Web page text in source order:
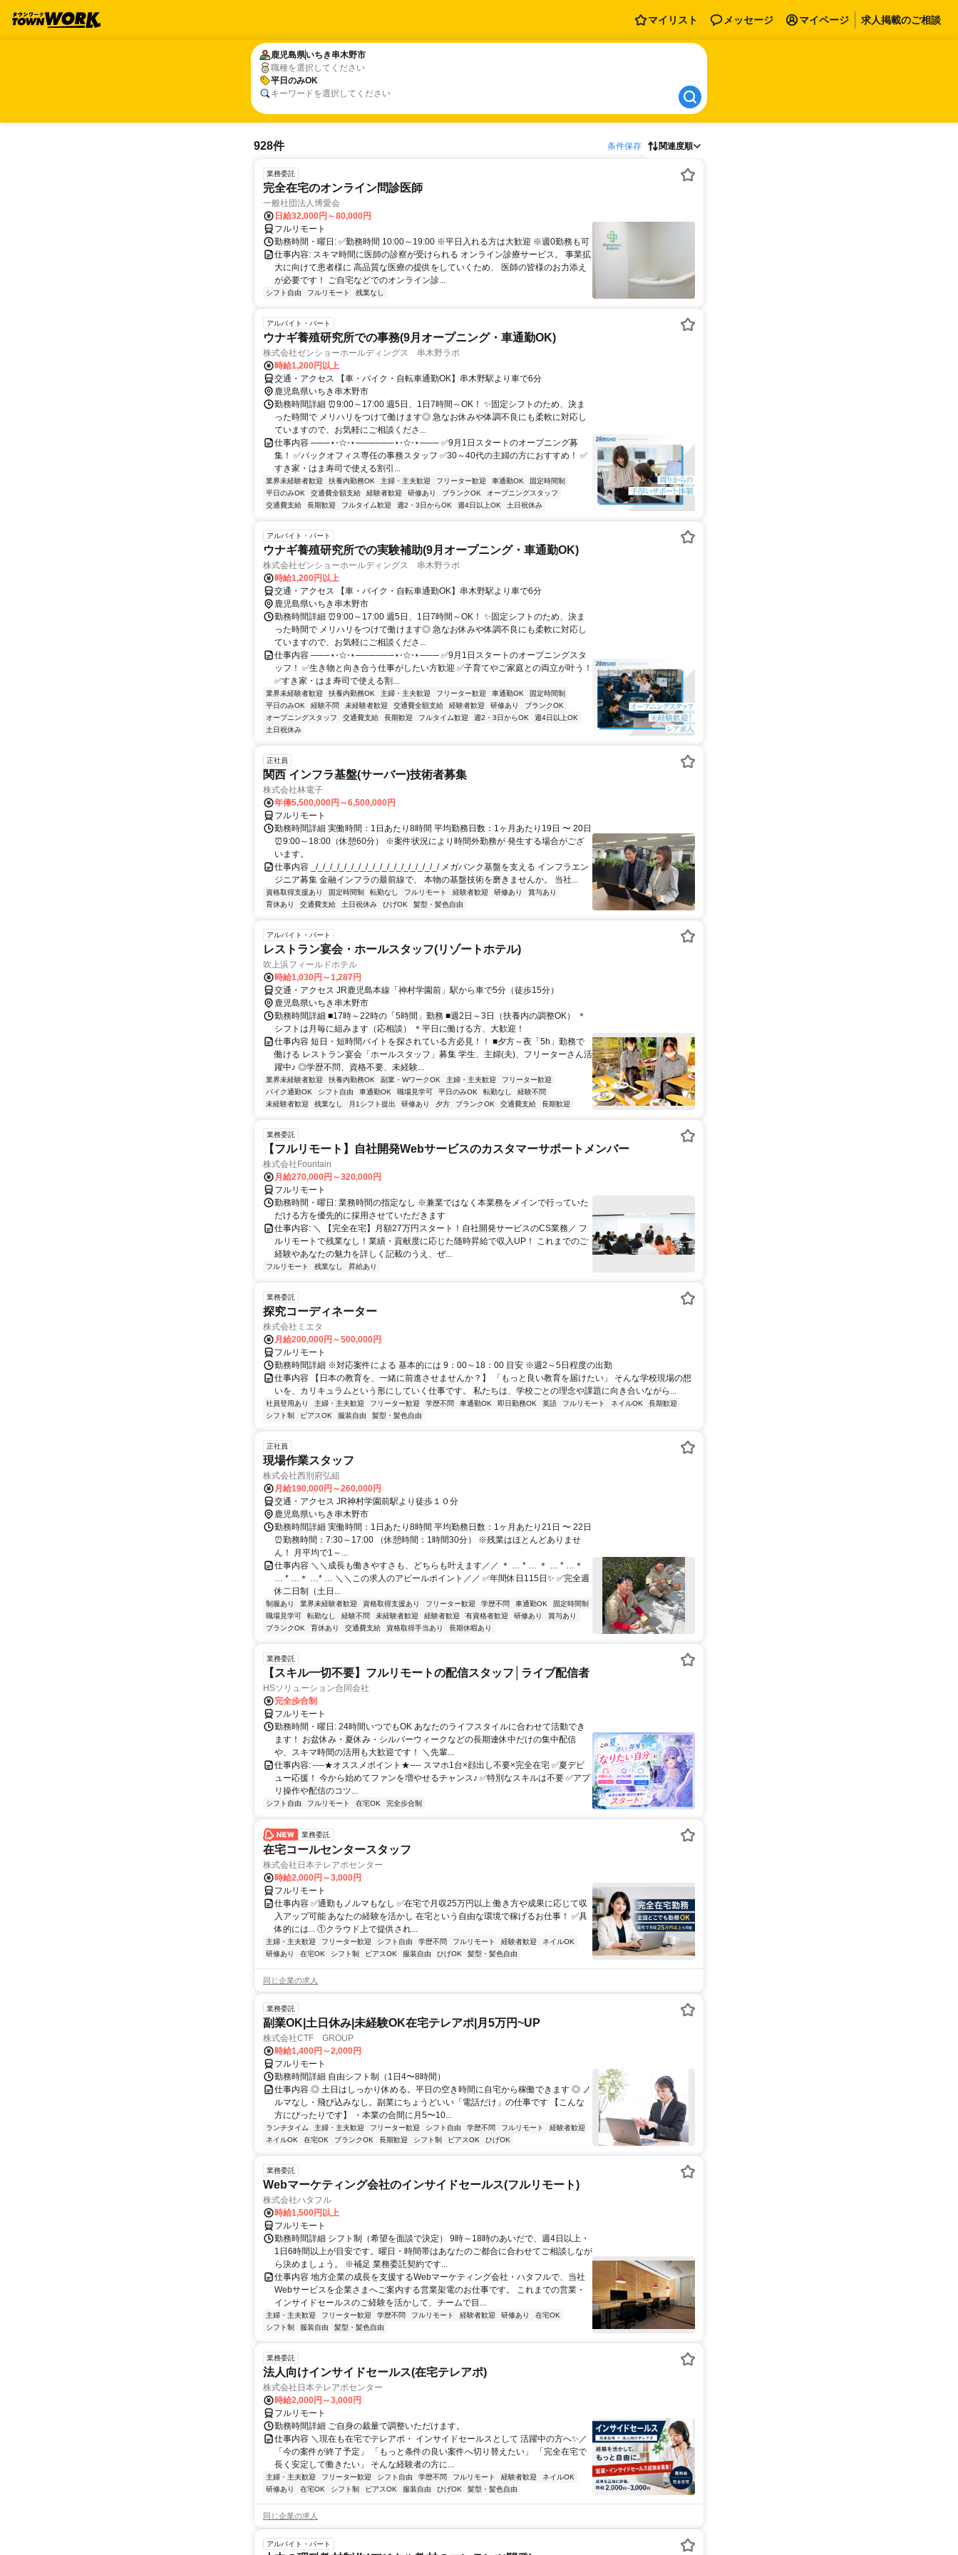
マイリスト メッセージ マイページ 求人掲載のご相談
鹿児島県いちき串木野市
職種を選択してください
平日のみOK
キーワードを選択してください
鹿児島県いちき串木野市
平日のみOK
928件 条件保存 関連度順
業務委託
完全在宅のオンライン問診医師
一般社団法人博愛会
日給32,000円～80,000円
フルリモート
勤務時間・曜日: ✅勤務時間 10:00～19:00 ※平日入れる方は大歓迎 ※週0勤務も可
仕事内容: スキマ時間に医師の診察が受けられる オンライン診療サービス。 事業拡
大に向けて患者様に 高品質な医療の提供をしていくため、 医師の皆様のお力添え
が必要です！ ご自宅などでのオンライン診...
シフト自由 フルリモート 残業なし
アルバイト・パート
ウナギ養殖研究所での事務(9月オープニング・車通勤OK)
株式会社ゼンショーホールディングス 串木野ラボ
時給1,200円以上
交通・アクセス 【車・バイク・自転車通勤OK】串木野駅より車で6分
鹿児島県いちき串木野市
勤務時間詳細 ⏰9:00～17:00 週5日、1日7時間～OK！ ✨固定シフトのため、決ま
った時間で メリハリをつけて働けます◎ 急なお休みや体調不良にも柔軟に対応し
ていますので、お気軽にご相談くださ...
仕事内容 ───⋆⋅☆⋅⋆──────⋆⋅☆⋅⋆─── ✅9月1日スタートのオープニング募
集！ ✅バックオフィス専任の事務スタッフ ✅30～40代の主婦の方におすすめ！ ✅
すき家・はま寿司で使える割引...
業界未経験者歓迎 扶養内勤務OK 主婦・主夫歓迎 フリーター歓迎 車通勤OK
固定時間制
平日のみOK
交通費全額支給 経験者歓迎 研修あり ブランクOK
オープニングスタッフ
交通費支給
長期歓迎 フルタイム歓迎 週2・3日からOK 週4日以上OK 土日祝休み
アルバイト・パート
ウナギ養殖研究所での実験補助(9月オープニング・車通勤OK)
株式会社ゼンショーホールディングス 串木野ラボ
時給1,200円以上
交通・アクセス 【車・バイク・自転車通勤OK】串木野駅より車で6分
鹿児島県いちき串木野市
勤務時間詳細 ⏰9:00～17:00 週5日、1日7時間～OK！ ✨固定シフトのため、決ま
った時間で メリハリをつけて働けます◎ 急なお休みや体調不良にも柔軟に対応し
ていますので、お気軽にご相談くださ...
仕事内容 ───⋆⋅☆⋅⋆──────⋆⋅☆⋅⋆─── ✅9月1日スタートのオープニングスタ
ッフ！ ✅生き物と向き合う仕事がしたい方歓迎 ✅子育てやご家庭との両立が叶う！
✅すき家・はま寿司で使える割...
業界未経験者歓迎 扶養内勤務OK 主婦・主夫歓迎 フリーター歓迎 車通勤OK
固定時間制
平日のみOK
経験不問 未経験者歓迎 交通費全額支給 経験者歓迎 研修あり
ブランクOK
オープニングスタッフ
交通費支給 長期歓迎 フルタイム歓迎 週2・3日からOK
週4日以上OK
土日祝休み
正社員
関西 インフラ基盤(サーバー)技術者募集
株式会社林電子
年俸5,500,000円～6,500,000円
フルリモート
勤務時間詳細 実働時間：1日あたり8時間 平均勤務日数：1ヶ月あたり19日 〜 20日
⏰9:00～18:00（休憩60分） ※案件状況により時間外勤務が 発生する場合がござ
います。
仕事内容 _/_/_/_/_/_/_/_/_/_/_/_/_/_/_/_/_/_/ メガバンク基盤を支える インフラエン
ジニア募集 金融インフラの最前線で、 本物の基盤技術を磨きませんか。 当社...
資格取得支援あり 固定時間制 転勤なし フルリモート 経験者歓迎 研修あり
賞与あり
育休あり
交通費支給 土日祝休み ひげOK 髪型・髪色自由
アルバイト・パート
レストラン宴会・ホールスタッフ(リゾートホテル)
吹上浜フィールドホテル
時給1,030円～1,287円
交通・アクセス JR鹿児島本線「神村学園前」駅から車で5分（徒歩15分）
鹿児島県いちき串木野市
勤務時間詳細 ■17時～22時の「5時間」勤務 ■週2日～3日（扶養内の調整OK） ＊
シフトは月毎に組みます（応相談） ＊平日に働ける方、大歓迎！
仕事内容 短日・短時間バイトを探されている方必見！！ ■夕方～夜「5h」勤務で
働ける レストラン宴会「ホールスタッフ」募集 学生、主婦(夫)、フリーターさん活
躍中♪ ◎学歴不問、資格不要、未経験...
業界未経験者歓迎 扶養内勤務OK 副業・WワークOK 主婦・主夫歓迎
フリーター歓迎
バイク通勤OK
シフト自由 車通勤OK 職場見学可 平日のみOK 転勤なし
経験不問
未経験者歓迎
残業なし 月1シフト提出 研修あり 夕方 ブランクOK 交通費支給 長期歓迎
業務委託
【フルリモート】自社開発Webサービスのカスタマーサポートメンバー
株式会社Fountain
月給270,000円～320,000円
フルリモート
勤務時間・曜日: 業務時間の指定なし ※兼業ではなく本業務をメインで行っていた
だける方を優先的に採用させていただきます
仕事内容: ＼ 【完全在宅】月額27万円スタート！自社開発サービスのCS業務／ フ
ルリモートで残業なし！業績・貢献度に応じた随時昇給で収入UP！ これまでのご
経験やあなたの魅力を詳しく記載のうえ、ぜ...
フルリモート 残業なし 昇給あり
業務委託
探究コーディネーター
株式会社ミエタ
月給200,000円～500,000円
フルリモート
勤務時間詳細 ※対応案件による 基本的には 9：00～18：00 目安 ※週2～5日程度の出勤
仕事内容 【日本の教育を、一緒に前進させませんか？】 「もっと良い教育を届けたい」 そんな学校現場の想
いを、カリキュラムという形にしていく仕事です。 私たちは、学校ごとの理念や課題に向き合いながら...
社員登用あり 主婦・主夫歓迎 フリーター歓迎 学歴不問 車通勤OK 即日勤務OK 英語 フルリモート ネイルOK
長期歓迎
シフト制
ピアスOK 服装自由 髪型・髪色自由
正社員
現場作業スタッフ
株式会社西別府弘組
月給190,000円～260,000円
交通・アクセス JR神村学園前駅より徒歩１０分
鹿児島県いちき串木野市
勤務時間詳細 実働時間：1日あたり8時間 平均勤務日数：1ヶ月あたり21日 〜 22日
⏰勤務時間：7:30～17:00 （休憩時間：1時間30分） ※残業はほとんどありませ
ん！ 月平均で1～...
仕事内容 ＼＼成長も働きやすさも、どちらも叶えます／／ ＊ … * … ＊ … * …＊
… * …＊ …* … ＼＼この求人のアピールポイント／／ ✅年間休日115日✨ ✅完全週
休二日制（土日...
制服あり 業界未経験者歓迎 資格取得支援あり フリーター歓迎 学歴不問 車通勤OK
固定時間制
職場見学可
転勤なし 経験不問 未経験者歓迎 経験者歓迎 有資格者歓迎 研修あり
賞与あり
ブランクOK
育休あり 交通費支給 資格取得手当あり 長期休暇あり
業務委託
【スキル一切不要】フルリモートの配信スタッフ│ライブ配信者
HSソリューション合同会社
完全歩合制
フルリモート
勤務時間・曜日: 24時間いつでもOK あなたのライフスタイルに合わせて活動でき
ます！ お盆休み・夏休み・シルバーウィークなどの長期連休中だけの集中配信
や、スキマ時間の活用も大歓迎です！ ＼先輩...
仕事内容: ----★オススメポイント★---- スマホ1台×顔出し不要×完全在宅 ✅️夏デビ
ュー応援！ 今から始めてファンを増やせるチャンス♪ ✅️特別なスキルは不要 ✅️アプ
リ操作や配信のコツ...
シフト自由 フルリモート 在宅OK 完全歩合制
業務委託
在宅コールセンタースタッフ
株式会社日本テレアポセンター
時給2,000円～3,000円
フルリモート
仕事内容 ✅通勤もノルマもなし ✅在宅で月収25万円以上 働き方や成果に応じて収
入アップ可能 あなたの経験を活かし 在宅という自由な環境で稼げるお仕事！ ✅具
体的には... ①クラウド上で提供され...
主婦・主夫歓迎 フリーター歓迎 シフト自由 学歴不問 フルリモート 経験者歓迎
ネイルOK
研修あり
在宅OK シフト制 ピアスOK 服装自由 ひげOK 髪型・髪色自由
同じ企業の求人
業務委託
副業OK|土日休み|未経験OK在宅テレアポ|月5万円~UP
株式会社CTF GROUP
時給1,400円～2,000円
フルリモート
勤務時間詳細 自由シフト制（1日4〜8時間）
仕事内容 ◎ 土日はしっかり休める。平日の空き時間に自宅から稼働できます ◎ ノ
ルマなし・飛び込みなし。副業にちょうどいい「電話だけ」の仕事です 【こんな
方にぴったりです】 ・本業の合間に月5〜10...
ランチタイム 主婦・主夫歓迎 フリーター歓迎 シフト自由 学歴不問 フルリモート
経験者歓迎
ネイルOK
在宅OK ブランクOK 長期歓迎 シフト制 ピアスOK ひげOK
業務委託
Webマーケティング会社のインサイドセールス(フルリモート)
株式会社ハタフル
時給1,500円以上
フルリモート
勤務時間詳細 シフト制（希望を面談で決定） 9時～18時のあいだで、週4日以上・
1日6時間以上が目安です。曜日・時間帯はあなたのご都合に合わせてご相談しなが
ら決めましょう。 ※補足 業務委託契約です...
仕事内容 地方企業の成長を支援するWebマーケティング会社・ハタフルで、当社
Webサービスを企業さまへご案内する営業架電のお仕事です。 これまでの営業・
インサイドセールスのご経験を活かして、チームで目...
主婦・主夫歓迎 フリーター歓迎 学歴不問 フルリモート 経験者歓迎 研修あり
在宅OK
シフト制
服装自由 髪型・髪色自由
業務委託
法人向けインサイドセールス(在宅テレアポ)
株式会社日本テレアポセンター
時給2,000円～3,000円
フルリモート
勤務時間詳細 ご自身の裁量で調整いただけます。
仕事内容 ＼現在も在宅でテレアポ・ インサイドセールスとして 活躍中の方へ✨／
「今の案件が終了予定」 「もっと条件の良い案件へ切り替えたい」 「完全在宅で
長く安定して働きたい」 そんな経験者の方に...
主婦・主夫歓迎 フリーター歓迎 シフト自由 学歴不問 フルリモート 経験者歓迎
ネイルOK
研修あり
在宅OK シフト制 ピアスOK 服装自由 ひげOK 髪型・髪色自由
同じ企業の求人
アルバイト・パート